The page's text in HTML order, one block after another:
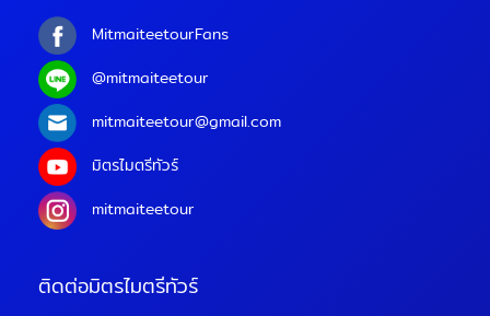
MitmaiteetourFans
@mitmaiteetour
mitmaiteetour@gmail.com
มิตรไมตรีทัวร์
mitmaiteetour
ติดต่อมิตรไมตรีทัวร์